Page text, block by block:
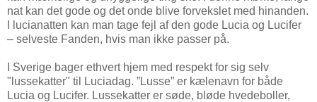
nat kan det gode og det onde blive forvekslet med hinanden.
I lucianatten kan man tage fejl af den gode Lucia og Lucifer
– selveste Fanden, hvis man ikke passer på.
I Sverige bager ethvert hjem med respekt for sig selv
"lussekatter" til Luciadag. ”Lusse” er kælenavn for både
Lucia og Lucifer. Lussekatter er søde, bløde hvedeboller,